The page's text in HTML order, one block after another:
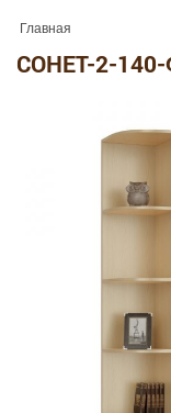
Главная
СОНЕТ-2-